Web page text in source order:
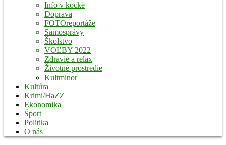
Info v kocke
Doprava
FOTOreportáže
Samosprávy
Školstvo
VOĽBY 2022
Zdravie a relax
Životné prostredie
Kultminor
Kultúra
Krimi/HaZZ
Ekonomika
Šport
Politika
O nás